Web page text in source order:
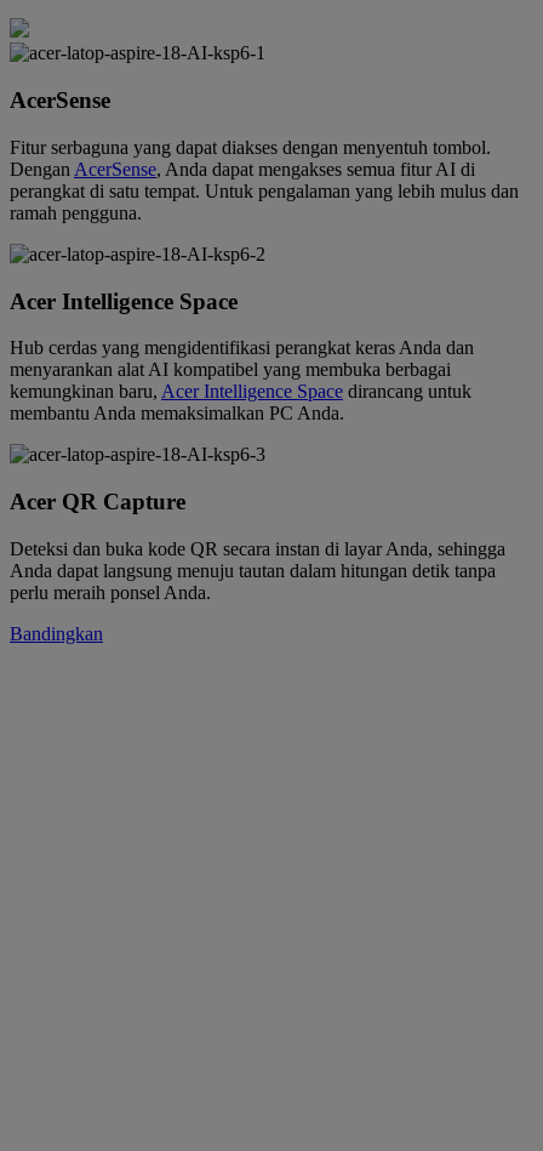
AcerSense
Fitur serbaguna yang dapat diakses dengan menyentuh tombol.
Dengan AcerSense, Anda dapat mengakses semua fitur AI di
perangkat di satu tempat. Untuk pengalaman yang lebih mulus dan
ramah pengguna.
Acer Intelligence Space
Hub cerdas yang mengidentifikasi perangkat keras Anda dan
menyarankan alat AI kompatibel yang membuka berbagai
kemungkinan baru, Acer Intelligence Space dirancang untuk
membantu Anda memaksimalkan PC Anda.
Acer QR Capture
Deteksi dan buka kode QR secara instan di layar Anda, sehingga
Anda dapat langsung menuju tautan dalam hitungan detik tanpa
perlu meraih ponsel Anda.
Bandingkan